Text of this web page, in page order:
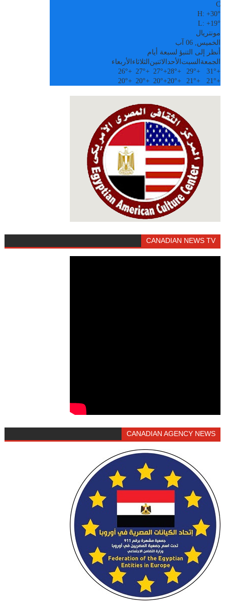
C
H:+30°
L:+19°
مونتريال
الخميس, 06 آب
أنظر إلى التنبؤ لسبعة أيام
الجمعة السبت الأحدالاثنين الثلاثاء الأربعاء
+
31°
+
29°
+
28°
+
27°
+
27°
+
26°
+
21°
+
21°
+
20°
+
20°
+
20°
+
20°
CANADIAN NEWS TV
CANADIAN AGENCY NEWS